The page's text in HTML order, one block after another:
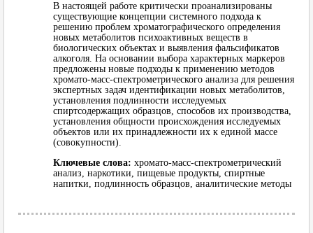
В настоящей работе критически проанализированы
существующие концепции системного подхода к
решению проблем хроматографического определения
новых метаболитов психоактивных веществ в
биологических объектах и выявления фальсификатов
алкоголя. На основании выбора характерных маркеров
предложены новые подходы к применению методов
хромато-масс-спектрометрического анализа для решения
экспертных задач идентификации новых метаболитов,
установления подлинности исследуемых
спиртсодержащих образцов, способов их производства,
установления общности происхождения исследуемых
объектов или их принадлежности их к единой массе
(совокупности).
Ключевые слова: хромато-масс-спектрометрический
анализ, наркотики, пищевые продукты, спиртные
напитки, подлинность образцов, аналитические методы